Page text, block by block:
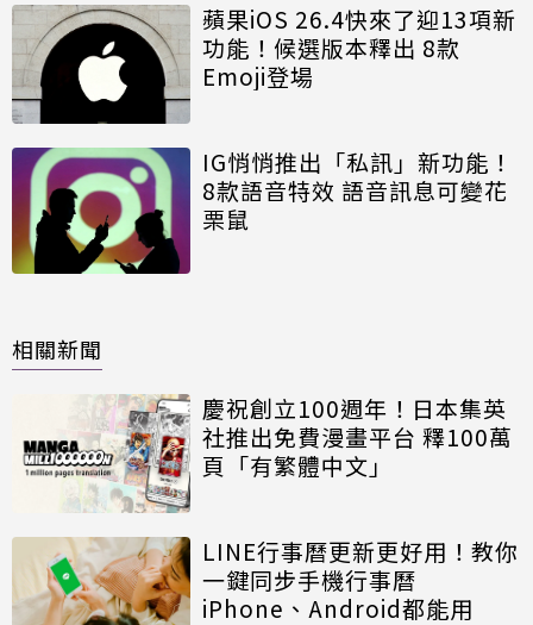
蘋果iOS 26.4快來了迎13項新
功能！候選版本釋出 8款
Emoji登場
IG悄悄推出「私訊」新功能！
8款語音特效 語音訊息可變花
栗鼠
相關新聞
慶祝創立100週年！日本集英
社推出免費漫畫平台 釋100萬
頁「有繁體中文」
LINE行事曆更新更好用！教你
一鍵同步手機行事曆
iPhone、Android都能用